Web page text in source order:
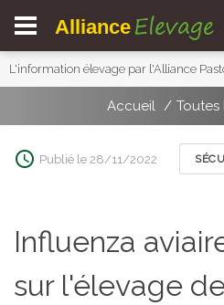
Alliance Elevage
L'information élevage par l'Alliance
Accueil Toutes
Publié le 28/11/2022
Influenza
sur l'élevage